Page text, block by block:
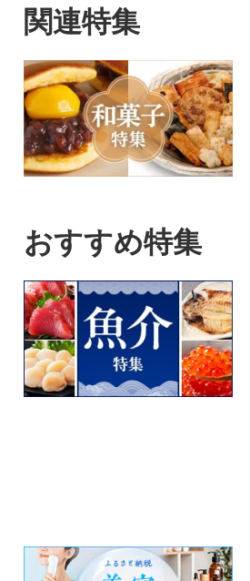
かずで、酒の肴で、贅沢に堪
能。
関連特集
おすすめ特集